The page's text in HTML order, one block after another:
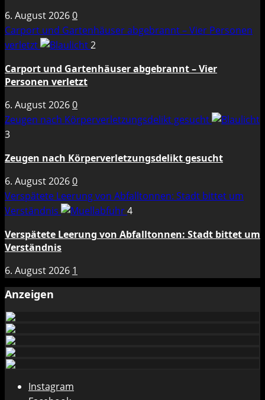
6. August 20260
Carport und Gartenhäuser abgebrannt – Vier Personen
verletzt
2
Carport und Gartenhäuser abgebrannt – Vier
Personen verletzt
6. August 20260
Zeugen nach Körperverletzungsdelikt gesucht
3
Zeugen nach Körperverletzungsdelikt gesucht
6. August 20260
Verspätete Leerung von Abfalltonnen: Stadt bittet um
Verständnis
4
Verspätete Leerung von Abfalltonnen: Stadt bittet um
Verständnis
6. August 2026 1
Anzeigen
Instagram